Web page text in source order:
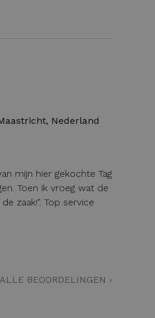
Nederland
mijn hier gekochte Tag
Toen ik vroeg wat de
zaak!". Top service
ALLE BEOORDELINGEN ›